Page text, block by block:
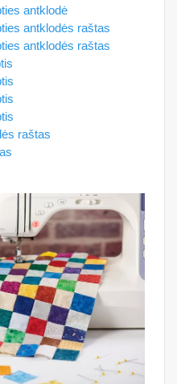
antklodė
antklodės raštas
antklodės raštas
raštas